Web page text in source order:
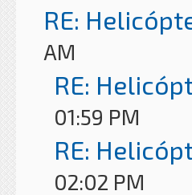
RE:
AM
RE:
01:59 PM
RE:
02:02 PM